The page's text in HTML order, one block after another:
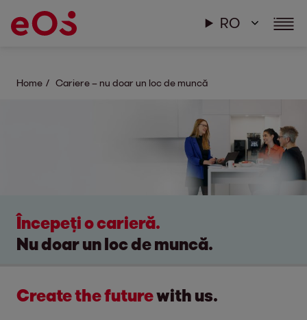
RO
Home Cariere – nu doar un loc de muncă
Începeți o carieră.
Nu doar un loc de muncă.
Create the futurewith us.